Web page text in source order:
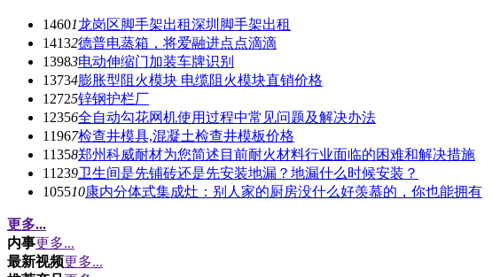
14601龙岗区脚手架出租深圳脚手架出租
14132德普电蒸箱，将爱融进点点滴滴
13983电动伸缩门加装车牌识别
13734膨胀型阻火模块 电缆阻火模块直销价格
12725锌钢护栏厂
12356全自动勾花网机使用过程中常见问题及解决办法
11967检查井模具,混凝土检查井模板价格
11358郑州科威耐材为您简述目前耐火材料行业面临的困难和解决措施
11239卫生间是先铺砖还是先安装地漏？地漏什么时候安装？
105510康内分体式集成灶：别人家的厨房没什么好羡慕的，你也能拥有
更多...
内事更多...
最新视频更多...